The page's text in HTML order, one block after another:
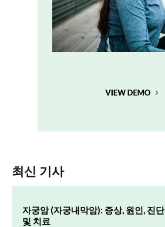
최신 기사
자궁암 (자궁내막암): 증상, 원인, 진단
및 치료